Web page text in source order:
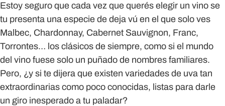
Estoy seguro que cada vez que querés elegir un vino se
tu presenta una especie de deja vú en el que solo ves
Malbec, Chardonnay, Cabernet Sauvignon, Franc,
Torrontes… los clásicos de siempre, como si el mundo
del vino fuese solo un puñado de nombres familiares.
Pero, ¿y si te dijera que existen variedades de uva tan
extraordinarias como poco conocidas, listas para darle
un giro inesperado a tu paladar?